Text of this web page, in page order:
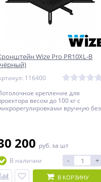
Wize Pro PR10XL-B
116400
крепление для
весом до 100 кг с
вручную без
200 руб. за шт
В наличии
- +
В КОРЗИНУ